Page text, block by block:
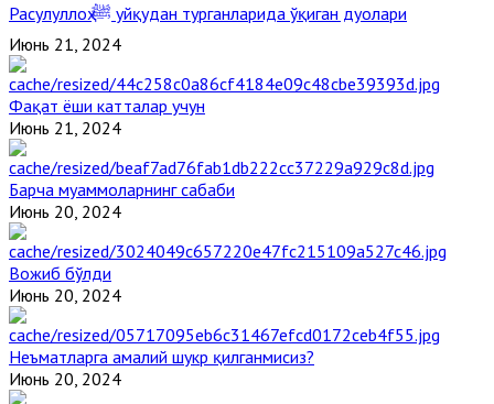
Расулуллоҳ ﷺ уйқудан турганларида ўқиган дуолари
Июнь 21, 2024
Фақат ёши катталар учун
Июнь 21, 2024
Барча муаммоларнинг сабаби
Июнь 20, 2024
Вожиб бўлди
Июнь 20, 2024
Неъматларга амалий шукр қилганмисиз?
Июнь 20, 2024